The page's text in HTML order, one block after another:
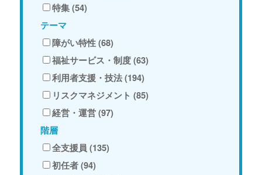
特集 (54)
テーマ
障がい特性 (68)
福祉サービス・制度 (63)
利用者支援・技法 (194)
リスクマネジメント (85)
経営・運営 (97)
階層
全支援員 (135)
初任者 (94)